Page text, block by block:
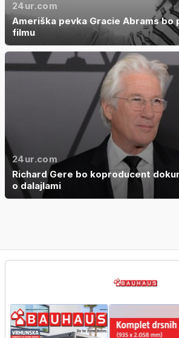
24ur.com
Ameriška pevka Gracie Abrams bo
filmu
24ur.com
Richard Gere bo koproducent
o dalajlami